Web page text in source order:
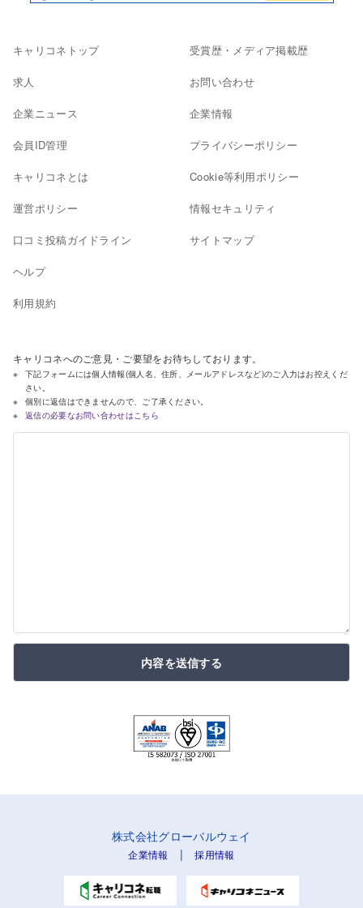
キャリコネトップ
求人
企業ニュース
会員ID管理
キャリコネとは
運営ポリシー
口コミ投稿ガイドライン
ヘルプ
利用規約
受賞歴・メディア掲載歴
お問い合わせ
企業情報
プライバシーポリシー
Cookie等利用ポリシー
情報セキュリティ
サイトマップ
キャリコネへのご意見・ご要望をお待ちしております。
下記フォームには個人情報(個人名、住所、メールアドレスなど)のご入力はお控えくだ
さい。
個別に返信はできませんので、ご了承ください。
返信の必要なお問い合わせはこちら
内容を送信する
株式会社グローバルウェイ
企業情報 |採用情報